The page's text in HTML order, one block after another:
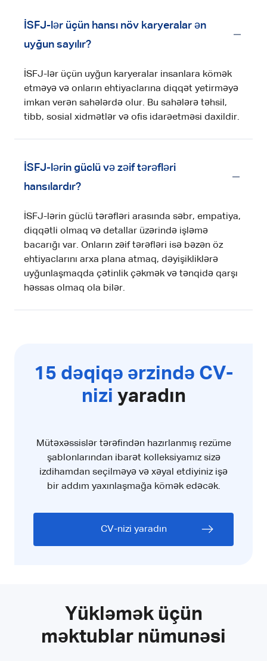
İSFJ-lər üçün hansı növ karyeralar ən
uyğun sayılır?
İSFJ-lər üçün uyğun karyeralar insanlara kömək
etməyə və onların ehtiyaclarına diqqət yetirməyə
imkan verən sahələrdə olur. Bu sahələrə təhsil,
tibb, sosial xidmətlər və ofis idarəetməsi daxildir.
İSFJ-lərin güclü və zəif tərəfləri
hansılardır?
İSFJ-lərin güclü tərəfləri arasında səbr, empatiya,
diqqətli olmaq və detallar üzərində işləmə
bacarığı var. Onların zəif tərəfləri isə bəzən öz
ehtiyaclarını arxa plana atmaq, dəyişikliklərə
uyğunlaşmaqda çətinlik çəkmək və tənqidə qarşı
həssas olmaq ola bilər.
15 dəqiqə ərzində CV-
nizi yaradın
Mütəxəssislər tərəfindən hazırlanmış rezüme
şablonlarından ibarət kolleksiyamız sizə
izdihamdan seçilməyə və xəyal etdiyiniz işə
bir addım yaxınlaşmağa kömək edəcək.
CV-nizi yaradın
Yükləmək üçün
məktublar nümunəsi